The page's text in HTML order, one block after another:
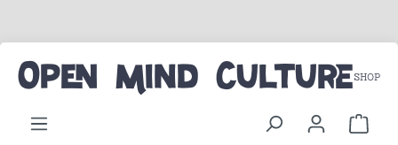
Open Mind CultureSHOP